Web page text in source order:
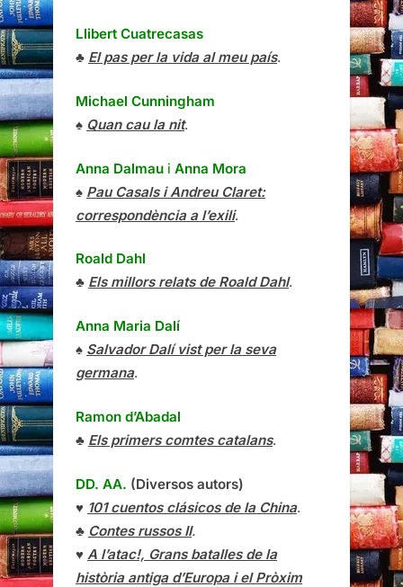
Llibert Cuatrecasas
♣ El pas per la vida al meu país.
Michael Cunningham
♠ Quan cau la nit.
Anna Dalmau i Anna Mora
♠ Pau Casals i Andreu Claret:
correspondència a l’exili.
Roald Dahl
♣ Els millors relats de Roald Dahl.
Anna Maria Dalí
♠ Salvador Dalí vist per la seva
germana.
Ramon d’Abadal
♣ Els primers comtes catalans.
DD. AA. (Diversos autors)
♥ 101 cuentos clásicos de la China.
♣ Contes russos II.
♥ A l’atac!, Grans batalles de la
història antiga d’Europa i el Pròxim